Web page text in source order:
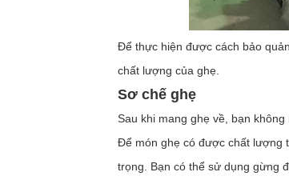
Để thực hiện được cách bảo
chất lượng của ghẹ.
Sơ chế ghẹ
Sau khi mang ghẹ về, bạn
Để món ghẹ có được chất lượng
trọng. Bạn có thể sử dụng gừng